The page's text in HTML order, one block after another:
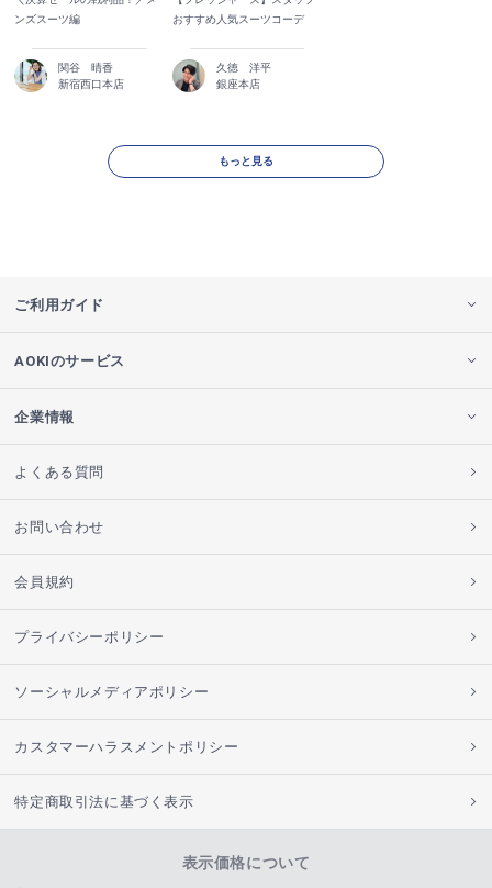
ンズスーツ編
関谷 晴香
新宿西口本店
おすすめ人気スーツコーデ
久徳 洋平
銀座本店
もっと見る
ご利用ガイド
AOKIのサービス
企業情報
よくある質問
お問い合わせ
会員規約
プライバシーポリシー
ソーシャルメディアポリシー
カスタマーハラスメントポリシー
特定商取引法に基づく表示
表示価格について